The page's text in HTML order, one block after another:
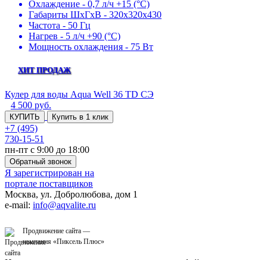
Охлаждение - 0,7 л/ч +15 (°С)
Габариты ШхГхВ - 320х320х430
Частота - 50 Гц
Нагрев - 5 л/ч +90 (°С)
Мощность охлаждения - 75 Вт
ХИТ ПРОДАЖ
Кулер для воды Aqua Well 36 TD СЭ
4 500 руб.
КУПИТЬ Купить в 1 клик
+7 (495)
730-15-51
пн-пт с 9:00 до 18:00
Обратный звонок
Я зарегистрирован на
портале поставщиков
Москва, ул. Добролюбова, дом 1
e-mail: info@aqvalite.ru
Продвижение сайта —
компания «Пиксель Плюс»